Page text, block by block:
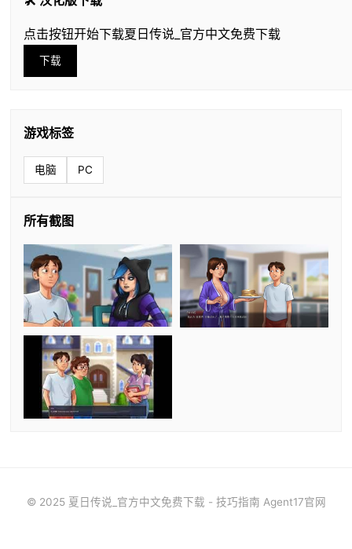
点击按钮开始下载夏日传说_官方中文免费下载
下载
游戏标签
电脑 PC
所有截图
© 2025 夏日传说_官方中文免费下载 - 技巧指南 Agent17官网